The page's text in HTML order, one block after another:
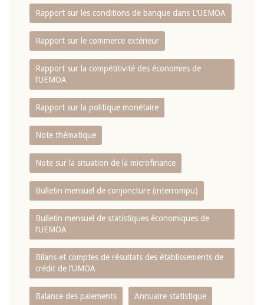
Rapport sur les conditions de banque dans L‘UEMOA
Rapport sur le commerce extérieur
Rapport sur la compétitivité des économies de
l‘UEMOA
Rapport sur la politique monétaire
Note thématique
Note sur la situation de la microfinance
Bulletin mensuel de conjoncture (interrompu)
Bulletin mensuel de statistiques économiques de
l‘UEMOA
Bilans et comptes de résultats des établissements de
crédit de l‘UMOA
Balance des paiements Annuaire statistique